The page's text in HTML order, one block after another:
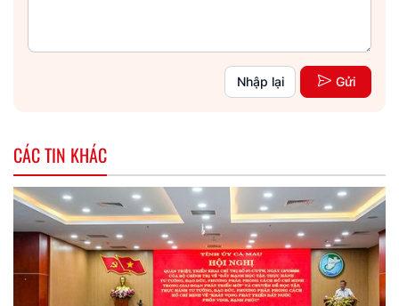
Nhập lại Gửi
CÁC TIN KHÁC